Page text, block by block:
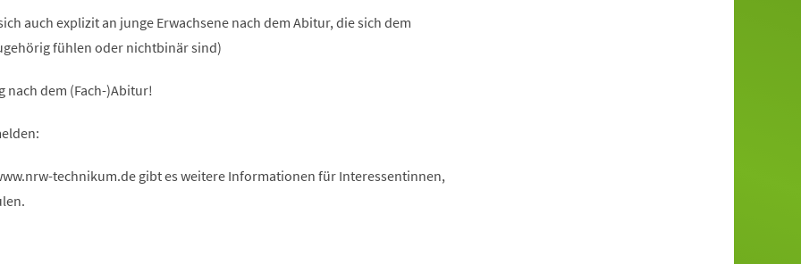
auch explizit an junge Erwachsene nach dem Abitur, die sich dem
fühlen oder nichtbinär sind)
dem (Fach-)Abitur!
technikum.de gibt es weitere Informationen für Interessentinnen,